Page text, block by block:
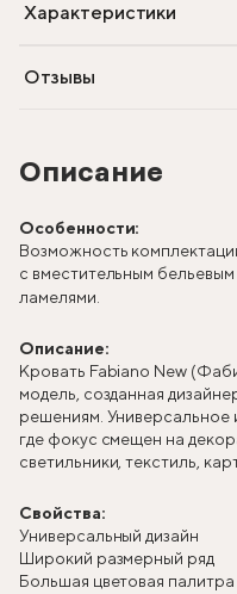
Описание
Особенности:
Возможность
с вместительным
ламелями.
Описание:
Кровать Fabiano New
модель, созданная
решениям. Универсальное
где фокус смещен на
светильники, текстиль,
Свойства:
Универсальный дизайн
Широкий размерный ряд
Большая цветовая палитра
Характеристики
Отзывы